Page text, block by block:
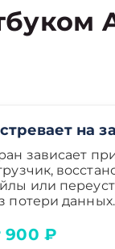
на
зависает
или
потери данных.
900 ₽